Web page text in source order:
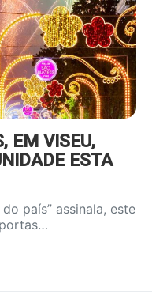
EM VISEU,
ESTA
país” assinala, este